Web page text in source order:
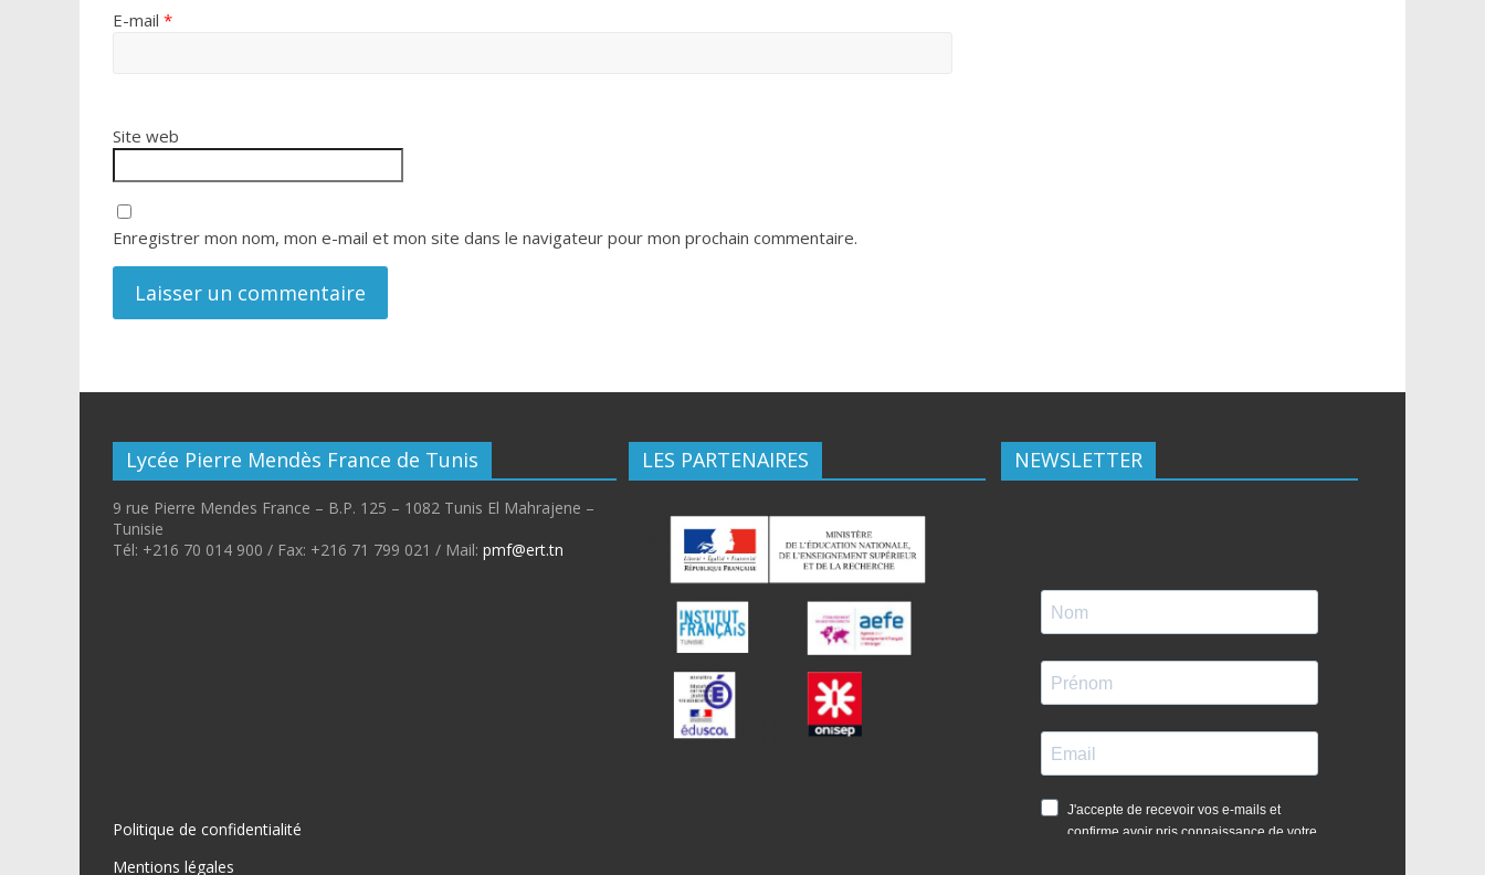
E-mail *
Site web
Enregistrer mon nom, mon e-mail et mon site dans le navigateur pour mon prochain commentaire.
Lycée Pierre Mendès France de Tunis
9 rue Pierre Mendes France – B.P. 125 – 1082 Tunis El Mahrajene –
Tunisie
Tél: +216 70 014 900 / Fax: +216 71 799 021 / Mail: pmf@ert.tn
Politique de confidentialité
Mentions légales
LES PARTENAIRES NEWSLETTER